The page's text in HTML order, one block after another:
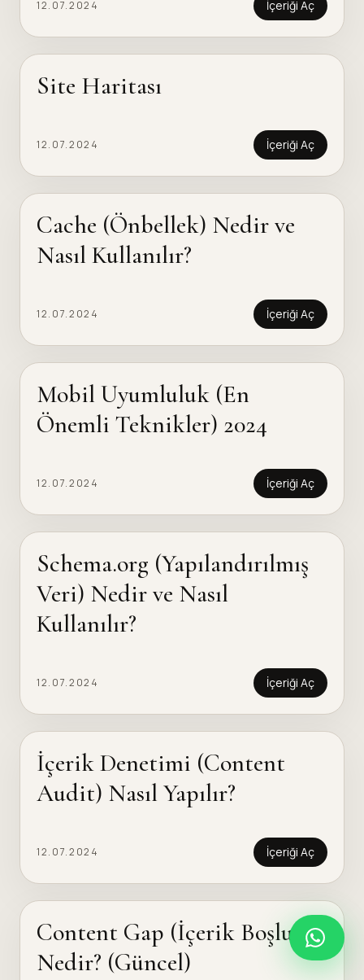
12.07.2024 İçeriği Aç
Site Haritası
12.07.2024 İçeriği Aç
Cache (Önbellek) Nedir ve
Nasıl Kullanılır?
12.07.2024 İçeriği Aç
Mobil Uyumluluk (En
Önemli Teknikler) 2024
12.07.2024 İçeriği Aç
Schema.org (Yapılandırılmış
Veri) Nedir ve Nasıl
Kullanılır?
12.07.2024 İçeriği Aç
İçerik Denetimi (Content
Audit) Nasıl Yapılır?
12.07.2024 İçeriği Aç
Content Gap (İçerik Boşluğu)
Nedir? (Güncel)